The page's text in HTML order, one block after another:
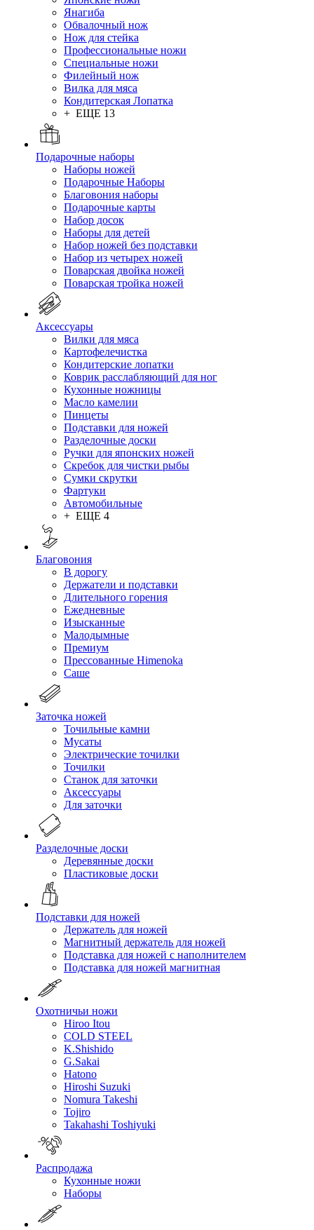
Янагиба
Обвалочный нож
Нож для стейка
Профессиональные ножи
Специальные ножи
Филейный нож
Вилка для мяса
Кондитерская Лопатка
+ ЕЩЕ 13
Подарочные наборы
Наборы ножей
Подарочные Наборы
Благовония наборы
Подарочные карты
Набор досок
Наборы для детей
Набор ножей без подставки
Набор из четырех ножей
Поварская двойка ножей
Поварская тройка ножей
Аксессуары
Вилки для мяса
Картофелечистка
Кондитерские лопатки
Коврик расслабляющий для ног
Кухонные ножницы
Масло камелии
Пинцеты
Подставки для ножей
Разделочные доски
Ручки для японских ножей
Скребок для чистки рыбы
Сумки скрутки
Фартуки
Автомобильные
+ ЕЩЕ 4
Благовония
В дорогу
Держатели и подставки
Длительного горения
Ежедневные
Изысканные
Малодымные
Премиум
Прессованные Himenoka
Саше
Заточка ножей
Точильные камни
Мусаты
Электрические точилки
Точилки
Станок для заточки
Аксессуары
Для заточки
Разделочные доски
Деревянные доски
Пластиковые доски
Подставки для ножей
Держатель для ножей
Магнитный держатель для ножей
Подставка для ножей с наполнителем
Подставка для ножей магнитная
Охотничьи ножи
Hiroo Itou
COLD STEEL
K.Shishido
G.Sakai
Hatono
Hiroshi Suzuki
Nomura Takeshi
Tojiro
Takahashi Toshiyuki
Распродажа
Кухонные ножи
Наборы